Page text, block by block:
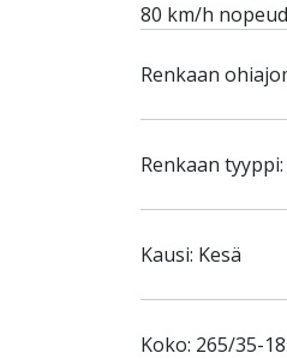
80 km/h
Renkaan
Renkaan
Kausi: Kesä
Koko: 265/35-18